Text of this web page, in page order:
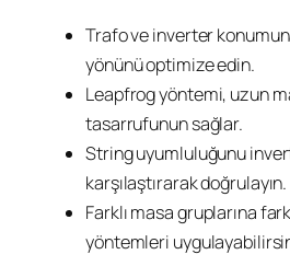
Trafo ve inverter
yönünü optimize edin.
Leapfrog yöntemi, uzun
tasarrufunun sağlar.
String uyumluluğunu
karşılaştırarak doğrulayın.
Farklı masa gruplarına
yöntemleri